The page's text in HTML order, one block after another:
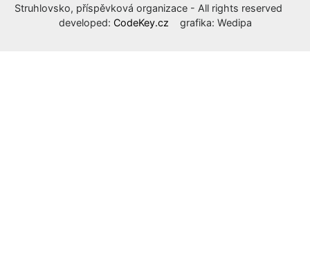
Struhlovsko, příspěvková organizace - All rights reserved
developed: CodeKey.cz grafika: Wedipa